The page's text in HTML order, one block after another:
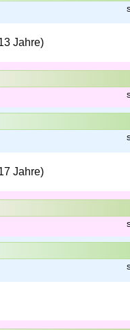
Jahre)
Jahre)